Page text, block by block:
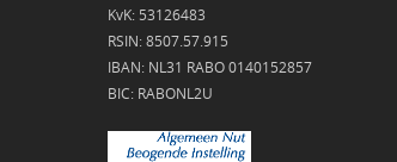
KvK: 53126483
RSIN: 8507.57.915
IBAN: NL31 RABO 0140152857
BIC: RABONL2U